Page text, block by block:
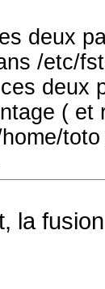
deux
/etc/
deux
( et
la